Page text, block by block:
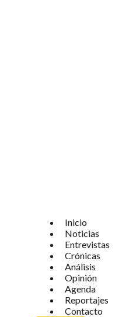
Inicio
Noticias
Entrevistas
Crónicas
Análisis
Opinión
Agenda
Reportajes
Contacto